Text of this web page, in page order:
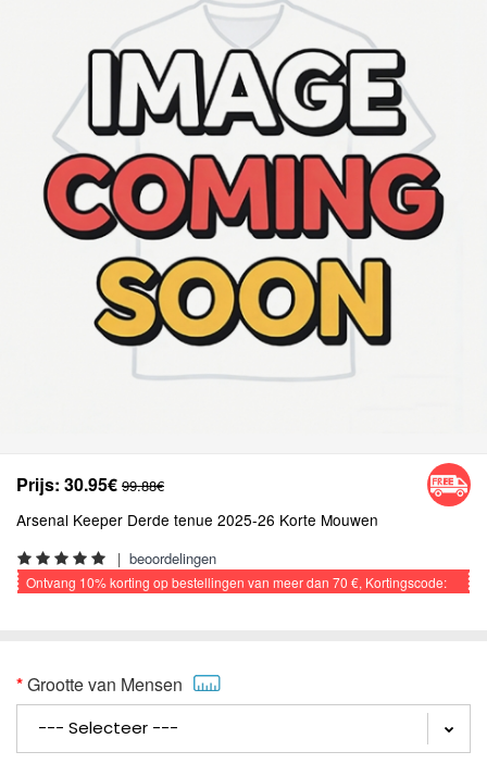
Prijs: 30.95€ 99.88€
Arsenal Keeper Derde tenue 2025-26 Korte Mouwen
| beoordelingen
Ontvang 10%korting op bestellingen van meer dan 70 €, Kortingscode:
Grootte van Mensen